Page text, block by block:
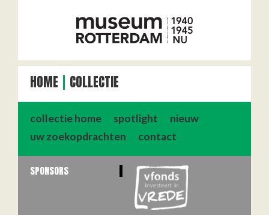
HOME COLLECTIE
collectie home spotlight
nieuw
uw zoekopdrachten
contact
SPONSORS